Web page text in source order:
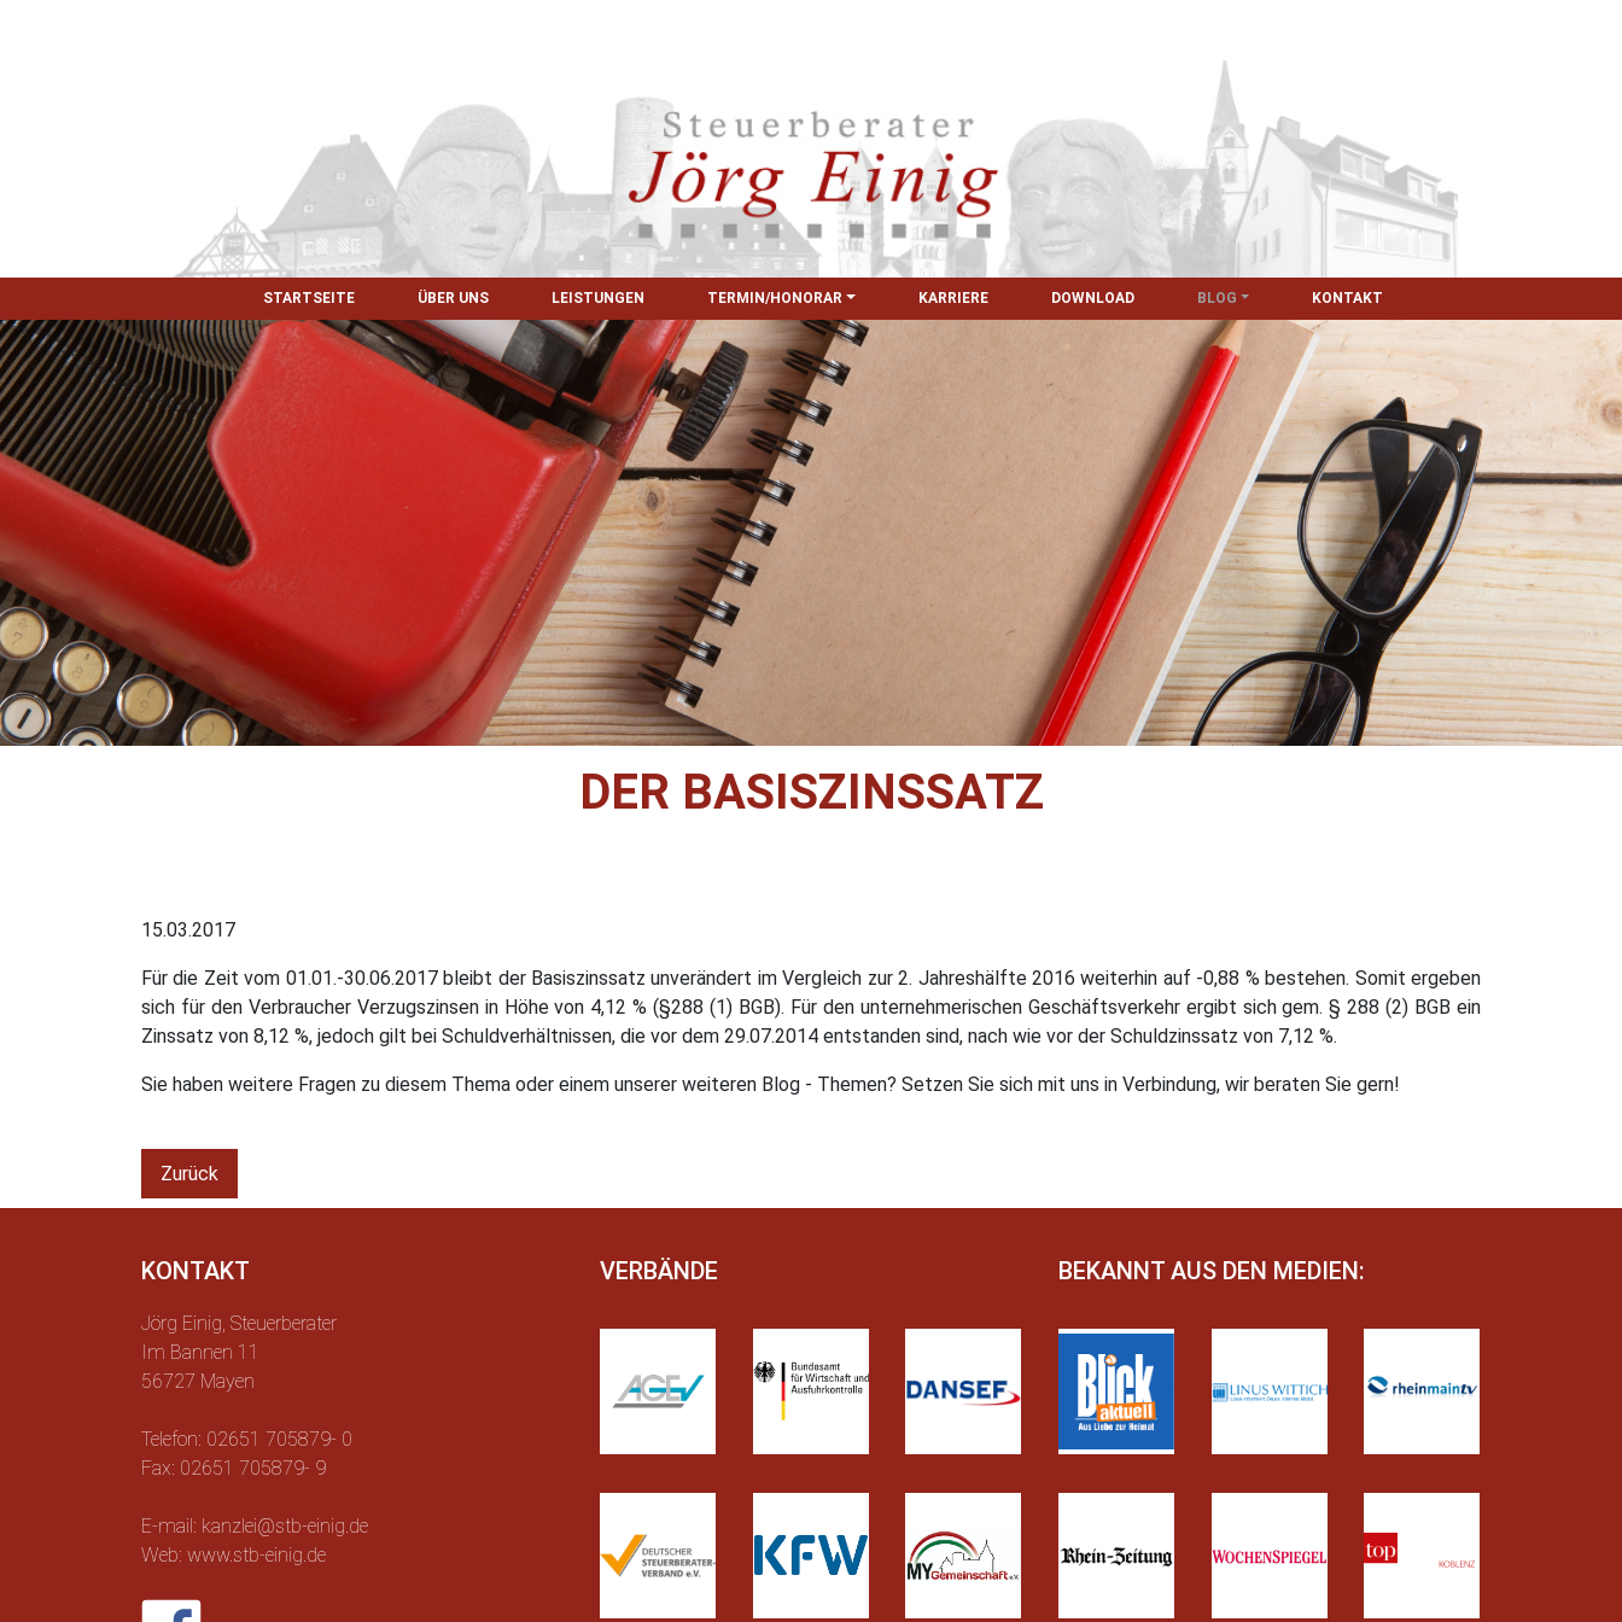
STARTSEITE ÜBER UNS LEISTUNGEN TERMIN/HONORAR KARRIERE DOWNLOAD BLOG KONTAKT
DER BASISZINSSATZ
15.03.2017
Für die Zeit vom 01.01.-30.06.2017 bleibt der Basiszinssatz unverändert im Vergleich zur 2. Jahreshälfte 2016 weiterhin auf -0,88 % bestehen. Somit ergeben
sich für den Verbraucher Verzugszinsen in Höhe von 4,12 % (§288 (1) BGB). Für den unternehmerischen Geschäftsverkehr ergibt sich gem. § 288 (2) BGB ein
Zinssatz von 8,12 %, jedoch gilt bei Schuldverhältnissen, die vor dem 29.07.2014 entstanden sind, nach wie vor der Schuldzinssatz von 7,12 %.
Sie haben weitere Fragen zu diesem Thema oder einem unserer weiteren Blog - Themen? Setzen Sie sich mit uns in Verbindung, wir beraten Sie gern!
Zurück
KONTAKT
Jörg Einig, Steuerberater
Im Bannen 11
56727 Mayen
Telefon: 02651 705879- 0
Fax: 02651 705879- 9
E-mail: kanzlei@stb-einig.de
Web: www.stb-einig.de
VERBÄNDE BEKANNT AUS DEN MEDIEN: